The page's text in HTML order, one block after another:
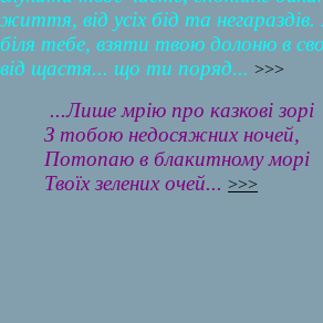
життя, від усіх бід та
біля тебе, взяти твою долоню в
від щастя... що ти поряд... >>>
...Лише мрію про казкові зорі
З тобою недосяжних ночей,
Потопаю в блакитному морі
Твоїх зелених очей... >>>